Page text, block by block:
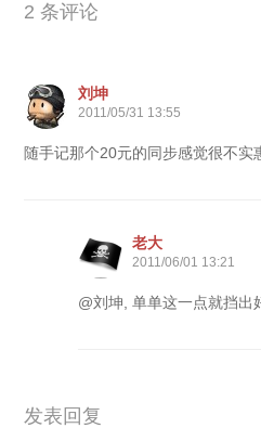
2 条评论
刘坤
2011/05/31 13:55
随手记那个20元的同步感觉很不实
老大
2011/06/01 13:21
@刘坤, 单单这一点就挡出
发表回复